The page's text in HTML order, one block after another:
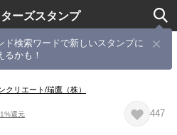
ーズスタンプ
ド検索ワードで新しいスタンプに
るかも！
プスの少女ハイジ ちゃらお
クリエート/瑞鷹（株）
1%還元 447